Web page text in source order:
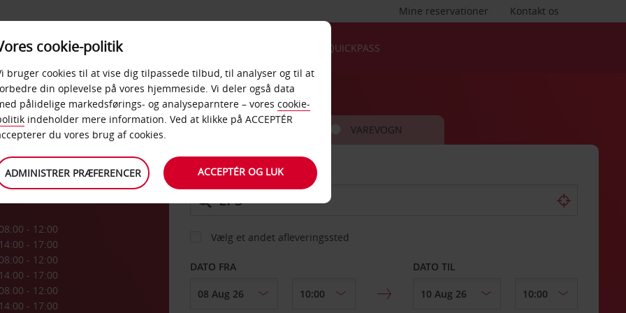
Kontakt os
Mine reservationer
PRODUKTER &
KONTORER
QUICKPASS
08:00 - 12:00
14:00 - 17:00
08:00 - 12:00
14:00 - 17:00
08:00 - 12:00
14:00 - 17:00
BIL VAREVOGN
AFHENT FRA
Vælg et andet afleveringssted
DATO FRA DATO TIL
cookie-politik
bruger cookies til at vise dig tilpassede tilbud, til analyser og til at
din oplevelse på vores hjemmeside. Vi deler også data
pålidelige markedsførings- og analyseparntere – vores cookie-
indeholder mere information. Ved at klikke på ACCEPTÉR
du vores brug af cookies.
ADMINISTRER PRÆFERENCER ACCEPTÉR OG LUK